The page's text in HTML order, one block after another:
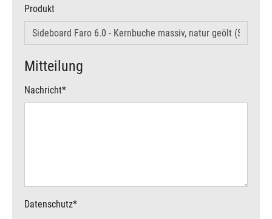
Produkt
Mitteilung
Nachricht*
Datenschutz*